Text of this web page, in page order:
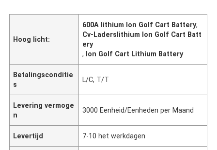
Hoog licht:
600A lithium Ion Golf Cart Battery,
Cv-Laderslithium Ion Golf Cart Batt
ery
, Ion Golf Cart Lithium Battery
Betalingsconditie
s
L/C, T/T
Levering vermoge
n
3000 Eenheid/Eenheden per Maand
Levertijd 7-10 het werkdagen